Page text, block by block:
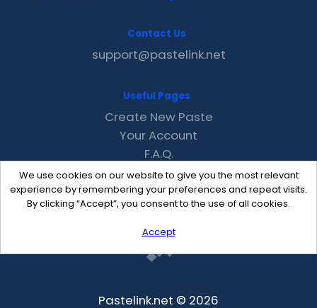
We use cookies on our website to give you the most relevant
experience by remembering your preferences and repeat visits.
By clicking “Accept”, you consent to the use of all cookies.
Accept
Contact Us
support@pastelink.net
Useful Pages
Create New Paste
Your Account
F.A.Q.
Recent
Contact
Pastelink.net © 2026